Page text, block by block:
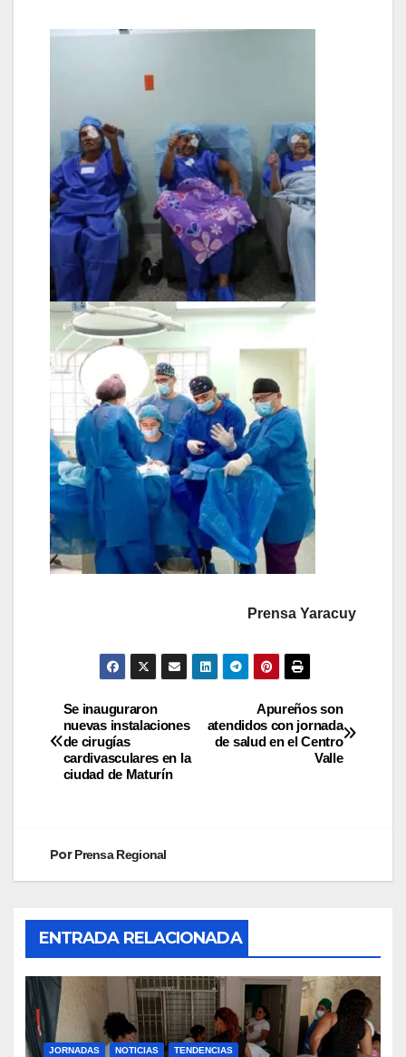
Prensa Yaracuy
Apureños son
atendidos con jornada
de salud en el Centro
Valle
Se inauguraron
nuevas instalaciones
de cirugías
cardivasculares en la
ciudad de Maturín
PorPrensa Regional
ENTRADA RELACIONADA
JORNADAS NOTICIAS TENDENCIAS